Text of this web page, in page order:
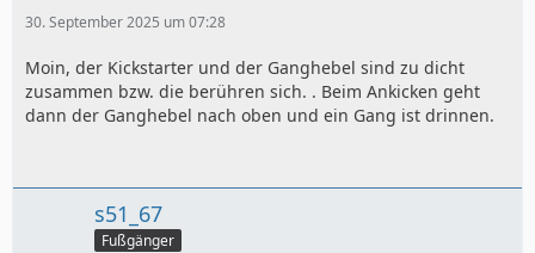
30. September 2025 um 07:28
Moin, der Kickstarter und der Ganghebel sind zu dicht
zusammen bzw. die berühren sich. . Beim Ankicken geht
dann der Ganghebel nach oben und ein Gang ist drinnen.
s51_67
Fußgänger